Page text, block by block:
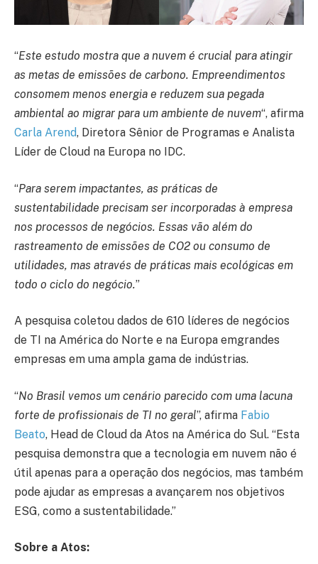
“Este estudo mostra que a nuvem é crucial para atingir
as metas de emissões de carbono. Empreendimentos
consomem menos energia e reduzem sua pegada
ambiental ao migrar para um ambiente de nuvem“, afirma
Carla Arend, Diretora Sênior de Programas e Analista
Líder de Cloud na Europa no IDC.
“Para serem impactantes, as práticas de
sustentabilidade precisam ser incorporadas à empresa
nos processos de negócios. Essas vão além do
rastreamento de emissões de CO2 ou consumo de
utilidades, mas através de práticas mais ecológicas em
todo o ciclo do negócio.”
A pesquisa coletou dados de 610 líderes de negócios
de TI na América do Norte e na Europa emgrandes
empresas em uma ampla gama de indústrias.
“No Brasil vemos um cenário parecido com uma lacuna
forte de profissionais de TI no geral”, afirma Fabio
Beato, Head de Cloud da Atos na América do Sul. “Esta
pesquisa demonstra que a tecnologia em nuvem não é
útil apenas para a operação dos negócios, mas também
pode ajudar as empresas a avançarem nos objetivos
ESG, como a sustentabilidade.”
Sobre a Atos: